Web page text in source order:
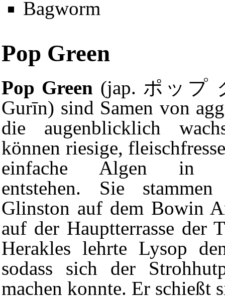
Bagworm
Pop Green
Pop Green (jap. ポップ
Gurīn) sind Samen von
die augenblicklich
können riesige,
einfache Algen in
entstehen. Sie
Glinston auf dem Bowin
auf der Hauptterrasse der
Herakles lehrte Lysop
sodass sich der
machen konnte. Er schießt